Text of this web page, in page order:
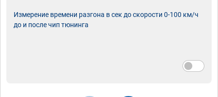
Измерение времени разгона в сек до скорости 0-100 км/ч
до и после чип тюнинга